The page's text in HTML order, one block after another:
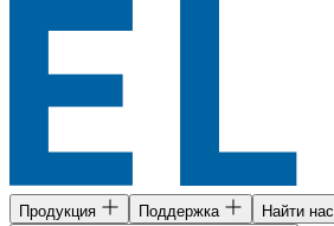
Продукция Поддержка
Найти нас